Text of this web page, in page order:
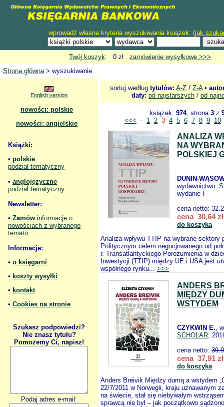
wprowadź własne kryteria wyszukiwania książek: (jak
Twój koszyk: 0 zł zamówienie wysyłkowe >>>
Strona główna> wyszukiwanie
English version
nowości: polskie
nowości: angielskie
Książki:
• polskie
podział tematyczny
• anglojęzyczne
podział tematyczny
Newsletter:
• Zamów informacje o
nowościach z wybranego
tematu
Informacje:
• o księgarni
• koszty wysyłki
• kontakt
• Cookies na stronie
Szukasz podpowiedzi?
Nie znasz tytułu?
Pomożemy Ci, napisz!
Podaj adres e-mail:
sortuj według tytułów: A-Z/ Z-A•
daty: od najstarszych/ od
książek: 974, strona 3 z
<<< - 1 2 3 4 5 6 7 8 9 10
ANALIZA
NA
POLSKIEJ
DUNIN-
wydawnictwo:
wydanie I
cena netto:
cena 30,64 zł
do koszyka
Analiza wpływu TTIP na wybrane sektory
Politycznym celem negocjowanego od
r. Transatlantyckiego Porozumienia w
Inwestycji (TTIP) między UE i USA jest
wspólnego rynku... >>>
ANDERS
MIĘDZY
WSTYDEM
CZYKWIN E.,
SCHOLAR,
cena netto:
cena 37,91 zł
do koszyka
Anders Breivik Między dumą a wstydem
22/7/2011 w Norwegii, kraju uznawanym
na świecie, stał się niebywałym
sprawcą nie był – jak początkowo